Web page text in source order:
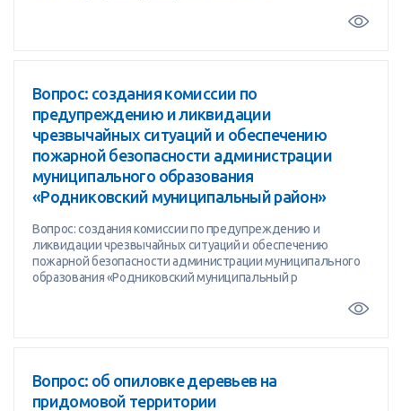
Вопрос: создания комиссии по
предупреждению и ликвидации
чрезвычайных ситуаций и обеспечению
пожарной безопасности администрации
муниципального образования
«Родниковский муниципальный район»
Вопрос: создания комиссии по предупреждению и
ликвидации чрезвычайных ситуаций и обеспечению
пожарной безопасности администрации муниципального
образования «Родниковский муниципальный р
Вопрос: об опиловке деревьев на
придомовой территории